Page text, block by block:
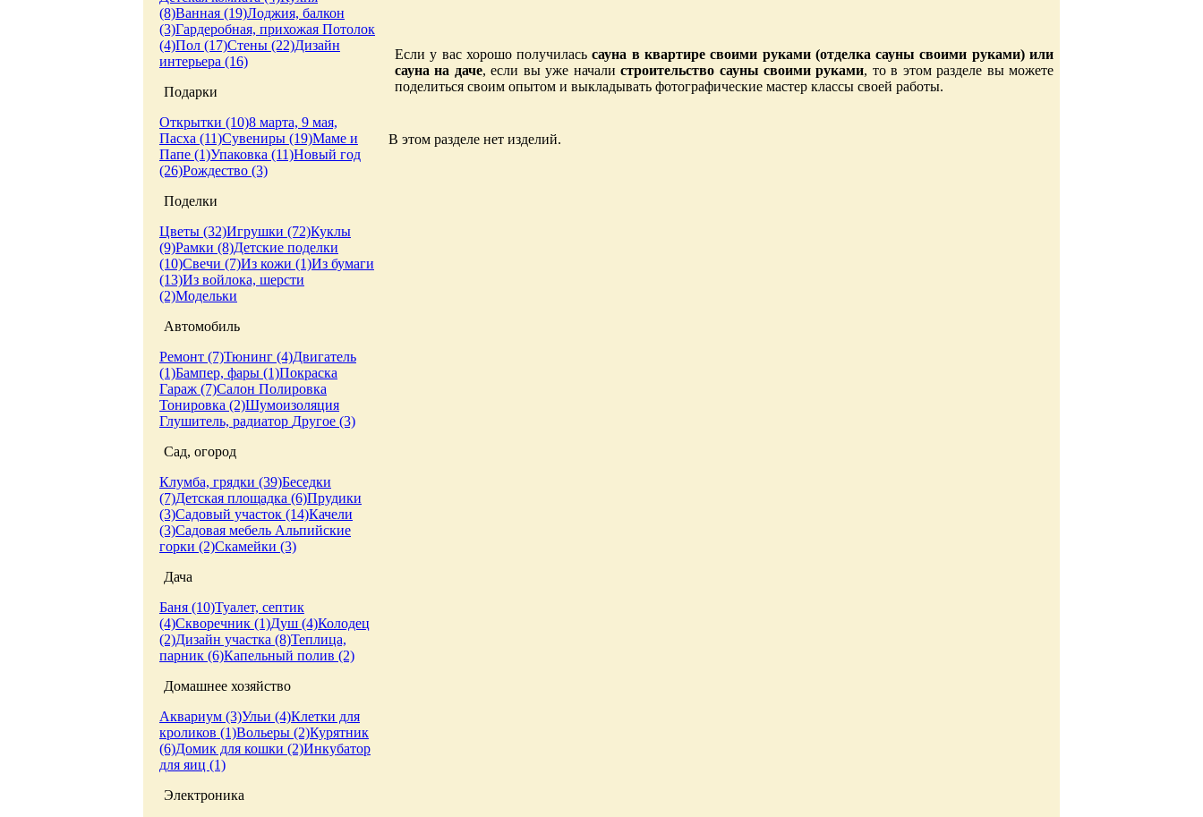
(8)Ванная (19)Лоджия, балкон
(3)Гардеробная, прихожая Потолок
(4)Пол (17)Стены (22)Дизайн
интерьера (16)
Подарки
Открытки (10)8 марта, 9 мая,
Пасха (11)Сувениры (19)Маме и
Папе (1)Упаковка (11)Новый год
(26)Рождество (3)
Поделки
Цветы (32)Игрушки (72)Куклы
(9)Рамки (8)Детские поделки
(10)Свечи (7)Из кожи (1)Из бумаги
(13)Из войлока, шерсти
(2)Модельки
Автомобиль
Ремонт (7)Тюнинг (4)Двигатель
(1)Бампер, фары (1)Покраска
Гараж (7)Салон Полировка
Тонировка (2)Шумоизоляция
Глушитель, радиатор Другое (3)
Сад, огород
Клумба, грядки (39)Беседки
(7)Детская площадка (6)Прудики
(3)Садовый участок (14)Качели
(3)Садовая мебель Альпийские
горки (2)Скамейки (3)
Дача
Баня (10)Туалет, септик
(4)Скворечник (1)Душ (4)Колодец
(2)Дизайн участка (8)Теплица,
парник (6)Капельный полив (2)
Домашнее хозяйство
Аквариум (3)Ульи (4)Клетки для
кроликов (1)Вольеры (2)Курятник
(6)Домик для кошки (2)Инкубатор
для яиц (1)
Электроника
Если у вас хорошо получиласьсауна в квартире своими руками (отделка сауны своими руками) или
сауна на даче, если вы уже началистроительство сауны своими руками, то в этом разделе вы можете
поделиться своим опытом и выкладывать фотографические мастер классы своей работы.
В этом разделе нет изделий.